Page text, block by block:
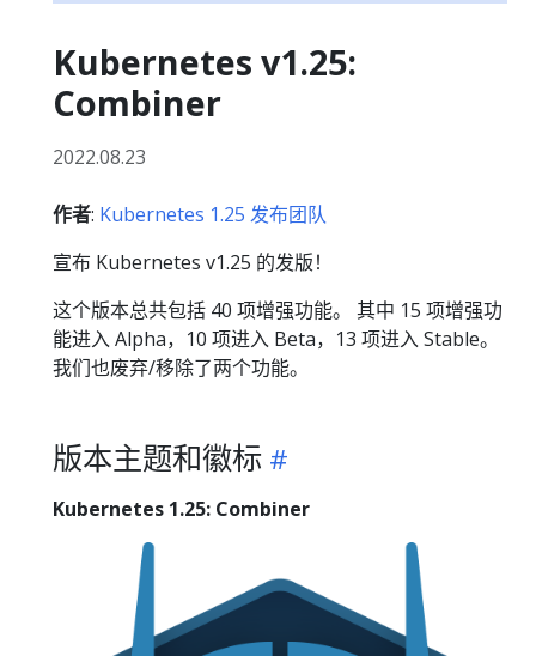
Kubernetes v1.25:
Combiner
2022.08.23
作者: Kubernetes 1.25 发布团队
宣布 Kubernetes v1.25 的发版！
这个版本总共包括 40 项增强功能。 其中 15 项增强功
能进入 Alpha，10 项进入 Beta，13 项进入 Stable。
我们也废弃/移除了两个功能。
版本主题和徽标
Kubernetes 1.25: Combiner